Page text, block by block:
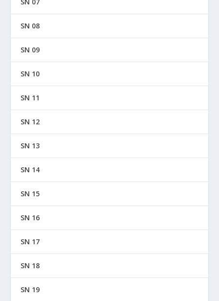
SN 08
SN 09
SN 10
SN 11
SN 12
SN 13
SN 14
SN 15
SN 16
SN 17
SN 18
SN 19